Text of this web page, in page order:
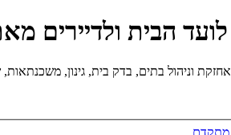
הבית ולדיירים
וניהול בתים, בדק בית, גינון, משכנתאות,